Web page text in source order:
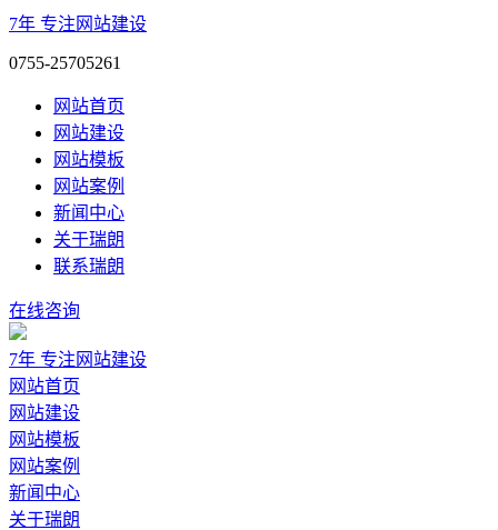
7年 专注网站建设
0755-25705261
网站首页
网站建设
网站模板
网站案例
新闻中心
关于瑞朗
联系瑞朗
在线咨询
7年 专注网站建设
网站首页
网站建设
网站模板
网站案例
新闻中心
关于瑞朗